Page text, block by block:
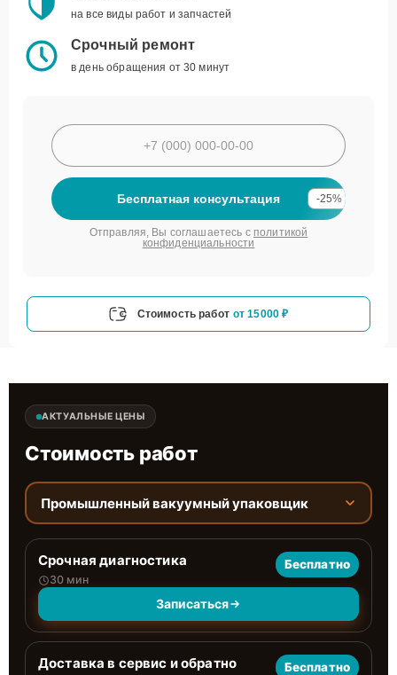
на все виды работ и запчастей
Срочный ремонт
в день обращения от 30 минут
Бесплатная консультация -25%
Отправляя, Вы соглашаетесь с политикой
конфиденциальности
Стоимость работ от 15000 ₽
АКТУАЛЬНЫЕ ЦЕНЫ
Стоимость работ
Промышленный вакуумный упаковщик
Срочная диагностика
30 мин
Бесплатно
Записаться
Доставка в сервис и обратно Бесплатно